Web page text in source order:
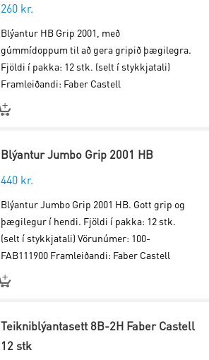
260 kr.
Blýantur HB Grip 2001, með
gúmmídoppum til að gera gripið þægilegra.
Fjöldi í pakka: 12 stk. (selt í stykkjatali)
Framleiðandi: Faber Castell
Blýantur Jumbo Grip 2001 HB
440 kr.
Blýantur Jumbo Grip 2001 HB. Gott grip og
þægilegur í hendi. Fjöldi í pakka: 12 stk.
(selt í stykkjatali) Vörunúmer: 100-
FAB111900 Framleiðandi: Faber Castell
Teikniblýantasett 8B-2H Faber Castell
12 stk